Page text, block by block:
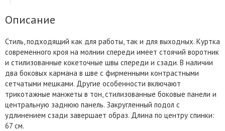
Описание
Стиль, подходящий как для работы, так и для выходных. Куртка
современного кроя на молнии спереди имеет стоячий воротник
и стилизованные кокеточные швы спереди и сзади. В наличии
два боковых кармана в шве с фирменными контрастными
сетчатыми мешками. Другие особенности включают
трикотажные манжеты в тон, стилизованные боковые панели и
центральную заднюю панель. Закругленный подол с
удлинением сзади завершает образ. Длина по центру спинки:
67 см.